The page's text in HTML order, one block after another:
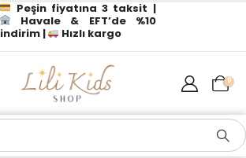
Peşin fiyatına 3 taksit |
Havale & EFT’de %10
indirim |
Hızlı kargo
0